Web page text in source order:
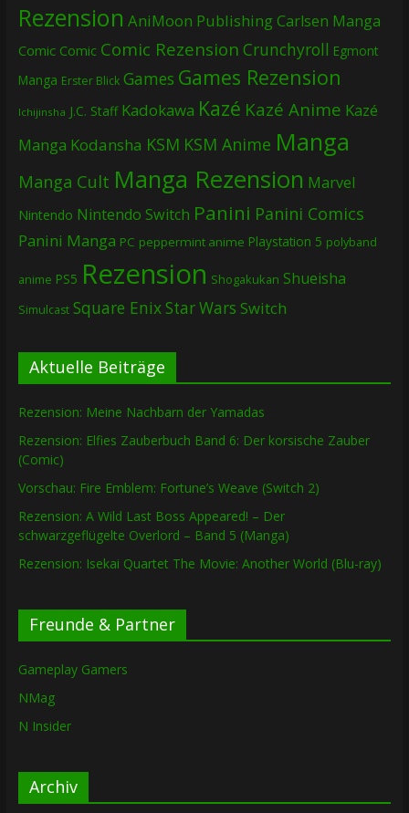
Rezension AniMoon PublishingCarlsen Manga
Comic Comic Comic Rezension Crunchyroll Egmont
Manga Erster Blick Games Games Rezension
Ichijinsha J.C. Staff Kadokawa Kazé Kazé Anime Kazé
Manga Kodansha KSM KSM Anime Manga
Manga Cult Manga Rezension Marvel
Nintendo Nintendo Switch Panini Panini Comics
Panini Manga PC peppermint anime Playstation 5 polyband
anime PS5 Rezension Shogakukan Shueisha
Simulcast Square EnixStar Wars Switch
Aktuelle Beiträge
Rezension: Meine Nachbarn der Yamadas
Rezension: Elfies Zauberbuch Band 6: Der korsische Zauber
(Comic)
Vorschau: Fire Emblem: Fortune’s Weave (Switch 2)
Rezension: A Wild Last Boss Appeared! – Der
schwarzgeflügelte Overlord – Band 5 (Manga)
Rezension: Isekai Quartet The Movie: Another World (Blu-ray)
Freunde & Partner
Gameplay Gamers
NMag
N Insider
Archiv